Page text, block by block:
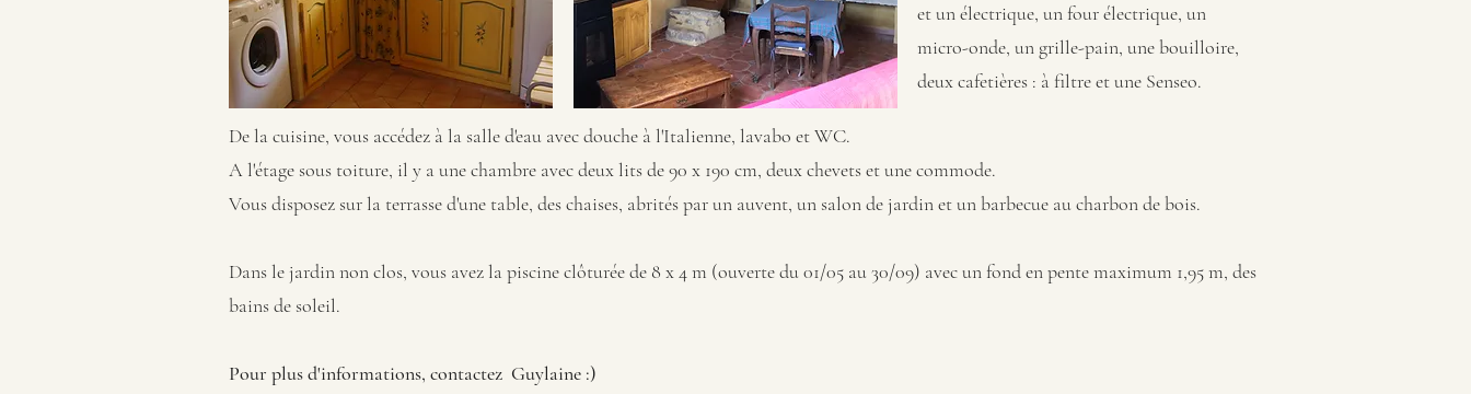
et un électrique, un four électrique, un
micro-onde, un grille-pain, une bouilloire,
deux cafetières : à filtre et une Senseo.
De la cuisine, vous accédez à la salle d'eau avec douche à l'Italienne, lavabo et WC.
A l'étage sous toiture, il y a une chambre avec deux lits de 90 x 190 cm, deux chevets et une commode.
Vous disposez sur la terrasse d'une table, des chaises, abrités par un auvent, un salon de jardin et un barbecue au charbon de bois.
Dans le jardin non clos, vous avez la piscine clôturée de 8 x 4 m (ouverte du 01/05 au 30/09) avec un fond en pente maximum 1,95 m, des
bains de soleil.
Pour plus d'informations, contactez Guylaine :)